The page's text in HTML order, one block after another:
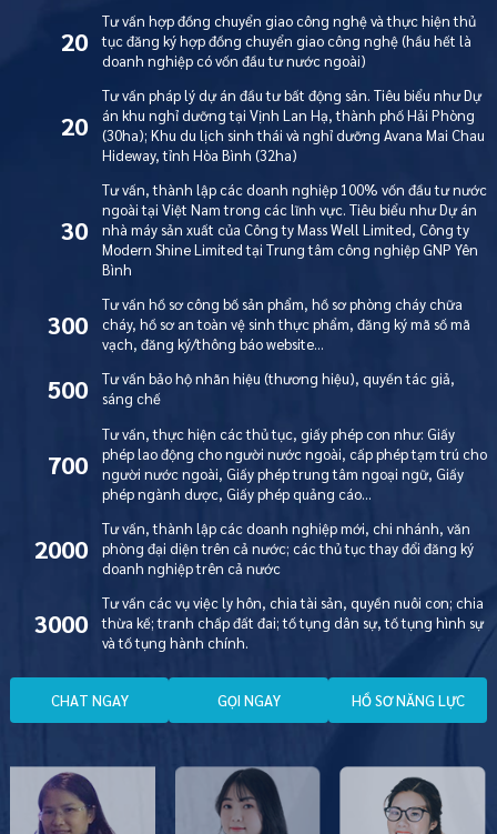
20
Tư vấn hợp đồng chuyển giao công nghệ và thực hiện thủ
tục đăng ký hợp đồng chuyển giao công nghệ (hầu hết là
doanh nghiệp có vốn đầu tư nước ngoài)
20
Tư vấn pháp lý dự án đầu tư bất động sản. Tiêu biểu như Dự
án khu nghỉ dưỡng tại Vịnh Lan Hạ, thành phố Hải Phòng
(30ha); Khu du lịch sinh thái và nghỉ dưỡng Avana Mai Chau
Hideway, tỉnh Hòa Bình (32ha)
30
Tư vấn, thành lập các doanh nghiệp 100% vốn đầu tư nước
ngoài tại Việt Nam trong các lĩnh vực. Tiêu biểu như Dự án
nhà máy sản xuất của Công ty Mass Well Limited, Công ty
Modern Shine Limited tại Trung tâm công nghiệp GNP Yên
Bình
300
Tư vấn hồ sơ công bố sản phẩm, hồ sơ phòng cháy chữa
cháy, hồ sơ an toàn vệ sinh thực phẩm, đăng ký mã số mã
vạch, đăng ký/thông báo website…
500
Tư vấn bảo hộ nhãn hiệu (thương hiệu), quyền tác giả,
sáng chế
700
Tư vấn, thực hiện các thủ tục, giấy phép con như: Giấy
phép lao động cho người nước ngoài, cấp phép tạm trú cho
người nước ngoài, Giấy phép trung tâm ngoại ngữ, Giấy
phép ngành dược, Giấy phép quảng cáo…
2000
Tư vấn, thành lập các doanh nghiệp mới, chi nhánh, văn
phòng đại diện trên cả nước; các thủ tục thay đổi đăng ký
doanh nghiệp trên cả nước
3000
Tư vấn các vụ việc ly hôn, chia tài sản, quyền nuôi con; chia
thừa kế; tranh chấp đất đai; tố tụng dân sự, tố tụng hình sự
và tố tụng hành chính.
CHAT NGAY GỌI NGAY HỒ SƠ NĂNG LỰC